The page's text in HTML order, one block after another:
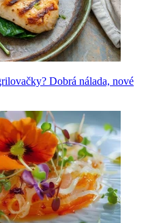
Dobrá nálada, nové